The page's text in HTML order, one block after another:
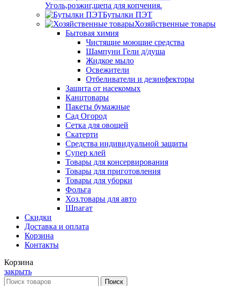
Уголь,розжиг,щепа для копчения.
Бутылки ПЭТ
Хозяйственные товары
Бытовая химия
Чистящие моющие средства
Шампуни Гели д/душа
Жидкое мыло
Освежители
Отбеливатели и дезинфекторы
Защита от насекомых
Канцтовары
Пакеты бумажные
Сад Огород
Сетка для овощей
Скатерти
Средства индивидуальной защиты
Супер клей
Товары для консервирования
Товары для приготовления
Товары для уборки
Фольга
Хоз.товары для авто
Шпагат
Скидки
Доставка и оплата
Корзина
Контакты
Корзина
закрыть
Поиск